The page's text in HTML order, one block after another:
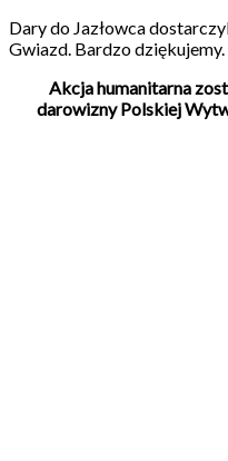
Dary do Jazłowca
Gwiazd. Bardzo dziękujemy.
Akcja humanitarna
darowizny Polskiej